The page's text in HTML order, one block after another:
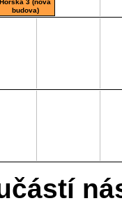
Horská 3 (nová
budova)
B106